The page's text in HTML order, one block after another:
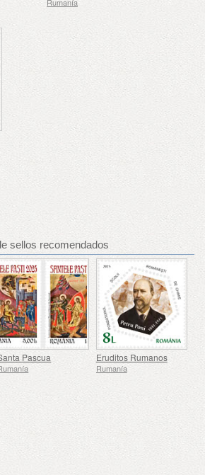
sellos recomendados
Pascua Eruditos Rumanos
Rumanía